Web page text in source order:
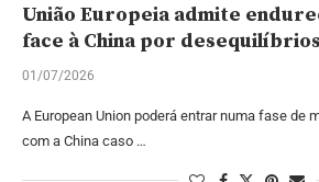
União Europeia admite
face à China por
01/07/2026
A European Union poderá entrar numa fase de
com a China caso …